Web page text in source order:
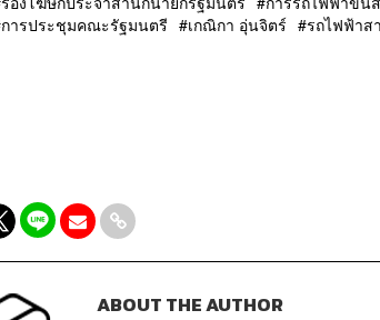
การประชุมคณะรัฐมนตรี
เกณิกา อุ่นจิตร์ รถไฟฟ้าส
ABOUT THE AUTHOR